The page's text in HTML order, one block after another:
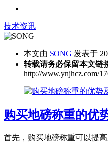
技术资讯
本文由 SONG 发表于
转载请务必保留本文链
http://www.ynjhcz.com/
购买地磅称重的优
首先，购买地磅称重可以提